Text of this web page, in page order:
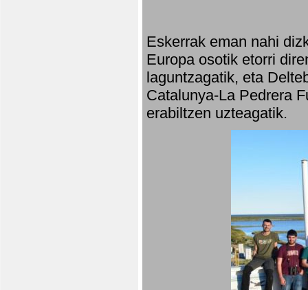
Eskerrak eman nahi
Europa osotik etorri
laguntzagatik, eta
Catalunya-La Pedrera
erabiltzen uzteagatik.